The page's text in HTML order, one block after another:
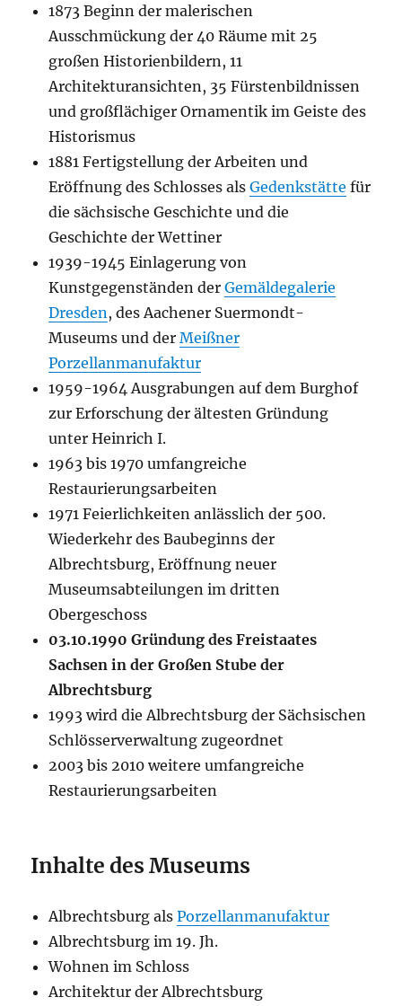
1873 Beginn der malerischen
Ausschmückung der 40 Räume mit 25
großen Historienbildern, 11
Architekturansichten, 35 Fürstenbildnissen
und großflächiger Ornamentik im Geiste des
Historismus
1881 Fertigstellung der Arbeiten und
Eröffnung des Schlosses alsGedenkstätte für
die sächsische Geschichte und die
Geschichte der Wettiner
1939-1945 Einlagerung von
Kunstgegenständen derGemäldegalerie
Dresden , des Aachener Suermondt-
Museums und derMeißner
Porzellanmanufaktur
1959-1964 Ausgrabungen auf dem Burghof
zur Erforschung der ältesten Gründung
unter Heinrich I.
1963 bis 1970 umfangreiche
Restaurierungsarbeiten
1971 Feierlichkeiten anlässlich der 500.
Wiederkehr des Baubeginns der
Albrechtsburg, Eröffnung neuer
Museumsabteilungen im dritten
Obergeschoss
03.10.1990 Gründung des Freistaates
Sachsen in der Großen Stube der
Albrechtsburg
1993 wird die Albrechtsburg der Sächsischen
Schlösserverwaltung zugeordnet
2003 bis 2010 weitere umfangreiche
Restaurierungsarbeiten
Inhalte des Museums
Albrechtsburg alsPorzellanmanufaktur
Albrechtsburg im 19. Jh.
Wohnen im Schloss
Architektur der Albrechtsburg